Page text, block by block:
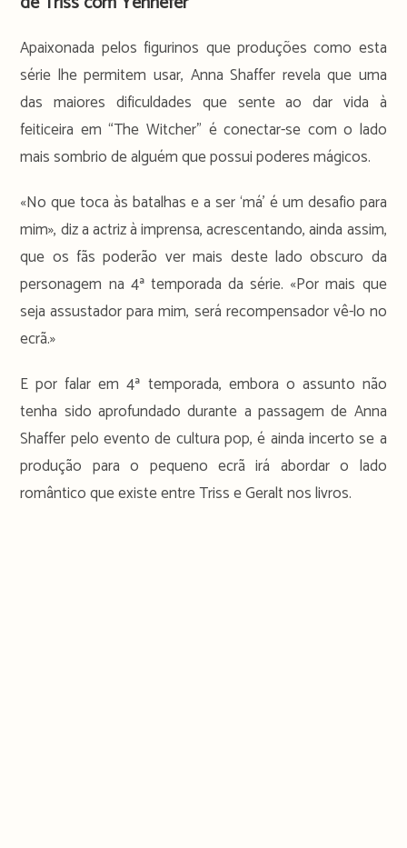
Apaixonada pelos figurinos que produções como esta
série lhe permitem usar, Anna Shaffer revela que uma
das maiores dificuldades que sente ao dar vida à
feiticeira em “The Witcher” é conectar-se com o lado
mais sombrio de alguém que possui poderes mágicos.
«No que toca às batalhas e a ser ‘má’ é um desafio para
mim», diz a actriz à imprensa, acrescentando, ainda assim,
que os fãs poderão ver mais deste lado obscuro da
personagem na 4ª temporada da série. «Por mais que
seja assustador para mim, será recompensador vê-lo no
ecrã.»
E por falar em 4ª temporada, embora o assunto não
tenha sido aprofundado durante a passagem de Anna
Shaffer pelo evento de cultura pop, é ainda incerto se a
produção para o pequeno ecrã irá abordar o lado
romântico que existe entre Triss e Geralt nos livros.